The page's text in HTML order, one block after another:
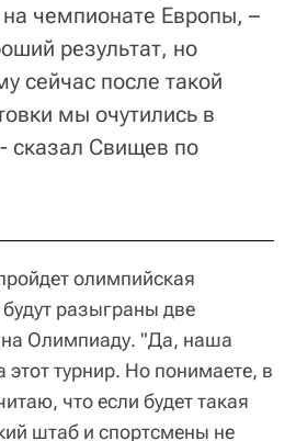
чемпионате Европы, –
результат, но
сейчас после такой
мы очутились в
сказал Свищев по
олимпийская
разыграны две
на Олимпиаду. "Да, наша
этот турнир. Но понимаете, в
что если будет такая
штаб и спортсмены не